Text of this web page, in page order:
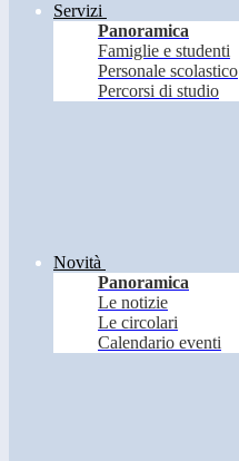
Servizi
Panoramica
Famiglie e studenti
Personale scolastico
Percorsi di studio
Novità
Panoramica
Le notizie
Le circolari
Calendario eventi